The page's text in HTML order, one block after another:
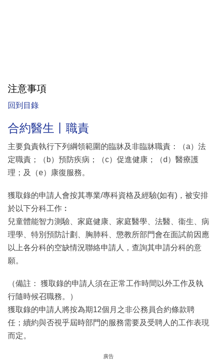
注意事項
回到目錄
合約醫生丨職責
主要負責執行下列綱領範圍的臨牀及非臨牀職責：（a）法
定職責；（b）預防疾病；（c）促進健康；（d）醫療護
理；及（e）康復服務。
獲取錄的申請人會按其專業/專科資格及經驗(如有)，被安排
於以下分科工作︰
兒童體能智力測驗、家庭健康、家庭醫學、法醫、衞生、病
理學、特別預防計劃、胸肺科、懲教所部門會在面試前因應
以上各分科的空缺情況聯絡申請人，查詢其申請分科的意
願。
（備註： 獲取錄的申請人須在正常工作時間以外工作及執
行隨時候召職務。）
獲取錄的申請人將按為期12個月之非公務員合約條款聘
任；續約與否視乎屆時部門的服務需要及受聘人的工作表現
而定。
廣告